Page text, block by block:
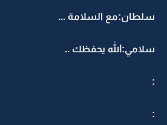
سلطان:مع السلامة ...
سلامي:الله يحفظك ..
:
: